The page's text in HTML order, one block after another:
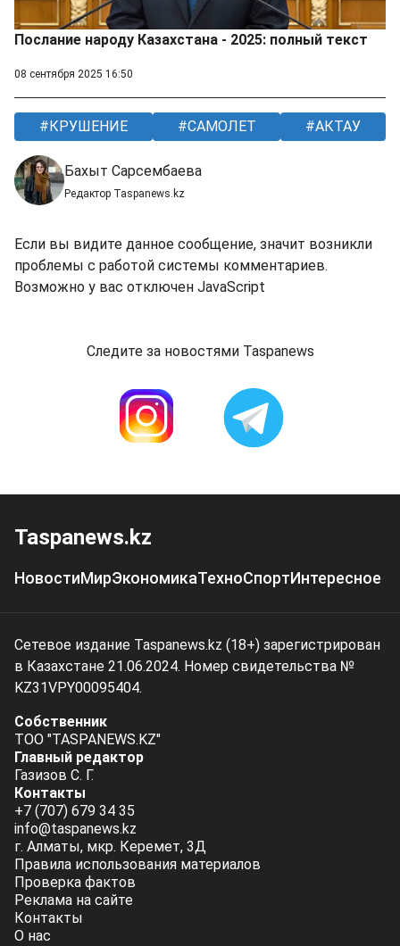
Послание народу Казахстана - 2025: полный текст
08 сентября 2025 16:50
КРУШЕНИЕ САМОЛЕТ АКТАУ
Бахыт Сарсембаева
Редактор Taspanews.kz
Если вы видите данное сообщение, значит возникли
проблемы с работой системы комментариев.
Возможно у вас отключен JavaScript
Следите за новостями Taspanews
Taspanews.kz
НовостиМирЭкономикаТехноСпортИнтересное
Сетевое издание Taspanews.kz (18+) зарегистрирован
в Казахстане 21.06.2024. Номер свидетельства №
KZ31VPY00095404.
Собственник
ТОО "TASPANEWS.KZ"
Главный редактор
Газизов С. Г.
Контакты
+7 (707) 679 34 35
info@taspanews.kz
г. Алматы, мкр. Керемет, 3Д
Правила использования материалов
Проверка фактов
Реклама на сайте
Контакты
О нас